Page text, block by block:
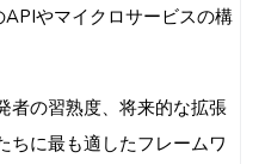
やマイクロサービスの構
者の習熟度、将来的な拡張
ちに最も適したフレームワ